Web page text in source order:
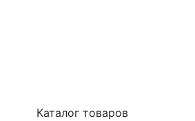
Каталог товаров